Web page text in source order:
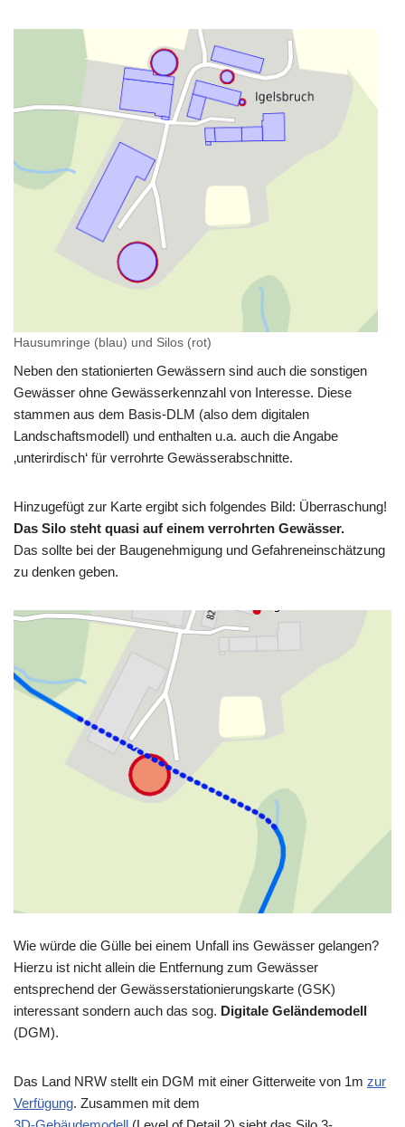
Hausumringe (blau) und Silos (rot)
Neben den stationierten Gewässern sind auch die sonstigen
Gewässer ohne Gewässerkennzahl von Interesse. Diese
stammen aus dem Basis-DLM (also dem digitalen
Landschaftsmodell) und enthalten u.a. auch die Angabe
‚unterirdisch‘ für verrohrte Gewässerabschnitte.
Hinzugefügt zur Karte ergibt sich folgendes Bild: Überraschung!
Das Silo steht quasi auf einem verrohrten Gewässer.
Das sollte bei der Baugenehmigung und Gefahreneinschätzung
zu denken geben.
Wie würde die Gülle bei einem Unfall ins Gewässer gelangen?
Hierzu ist nicht allein die Entfernung zum Gewässer
entsprechend der Gewässerstationierungskarte (GSK)
interessant sondern auch das sog. Digitale Geländemodell
(DGM).
Das Land NRW stellt ein DGM mit einer Gitterweite von 1m zur
Verfügung. Zusammen mit dem